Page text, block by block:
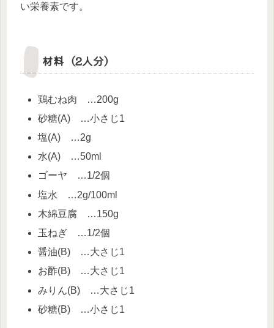
い栄養素です。
材料（2人分）
鶏むね肉 …200g
砂糖(A) …小さじ1
塩(A) …2g
水(A) …50ml
ゴーヤ …1/2個
塩水 …2g/100ml
木綿豆腐 …150g
玉ねぎ …1/2個
醤油(B) …大さじ1
お酢(B) …大さじ1
みりん(B) …大さじ1
砂糖(B) …小さじ1